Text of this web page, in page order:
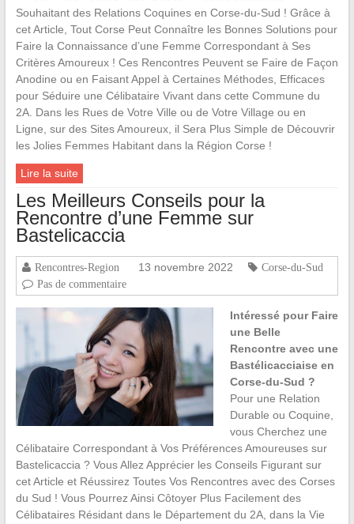
Souhaitant des Relations Coquines en Corse-du-Sud ! Grâce à
cet Article, Tout Corse Peut Connaître les Bonnes Solutions pour
Faire la Connaissance d’une Femme Correspondant à Ses
Critères Amoureux ! Ces Rencontres Peuvent se Faire de Façon
Anodine ou en Faisant Appel à Certaines Méthodes, Efficaces
pour Séduire une Célibataire Vivant dans cette Commune du
2A. Dans les Rues de Votre Ville ou de Votre Village ou en
Ligne, sur des Sites Amoureux, il Sera Plus Simple de Découvrir
les Jolies Femmes Habitant dans la Région Corse !
Lire la suite
Les Meilleurs Conseils pour la
Rencontre d’une Femme sur
Bastelicaccia
Rencontres-Region 13 novembre 2022
Corse-du-Sud
Pas de commentaire
Intéressé pour Faire
une Belle
Rencontre avec une
Bastélicacciaise en
Corse-du-Sud ?
Pour une Relation
Durable ou Coquine,
vous Cherchez une
Célibataire Correspondant à Vos Préférences Amoureuses sur
Bastelicaccia ? Vous Allez Apprécier les Conseils Figurant sur
cet Article et Réussirez Toutes Vos Rencontres avec des Corses
du Sud ! Vous Pourrez Ainsi Côtoyer Plus Facilement des
Célibataires Résidant dans le Département du 2A, dans la Vie